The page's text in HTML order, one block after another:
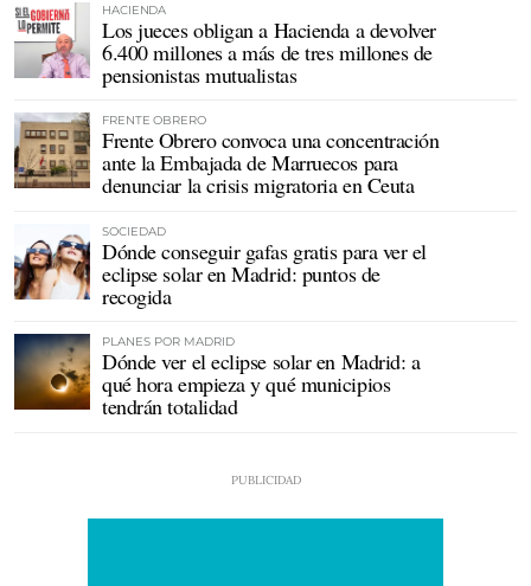
HACIENDA
Los jueces obligan a Hacienda a devolver
6.400 millones a más de tres millones de
pensionistas mutualistas
FRENTE OBRERO
Frente Obrero convoca una concentración
ante la Embajada de Marruecos para
denunciar la crisis migratoria en Ceuta
SOCIEDAD
Dónde conseguir gafas gratis para ver el
eclipse solar en Madrid: puntos de
recogida
PLANES POR MADRID
Dónde ver el eclipse solar en Madrid: a
qué hora empieza y qué municipios
tendrán totalidad